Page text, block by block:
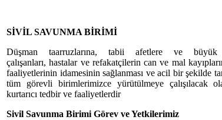
SİVİL SAVUNMA BİRİMİ
Düşman taarruzlarına, tabii afetlere ve büyük
çalışanları, hastalar ve refakatçilerin can ve mal
faaliyetlerinin idamesinin sağlanması ve acil bir şekilde
tüm görevli birimlerimizce yürütülmeye çalışılacak
kurtarıcı tedbir ve faaliyetlerdir
Sivil Savunma Birimi Görev ve Yetkilerimiz